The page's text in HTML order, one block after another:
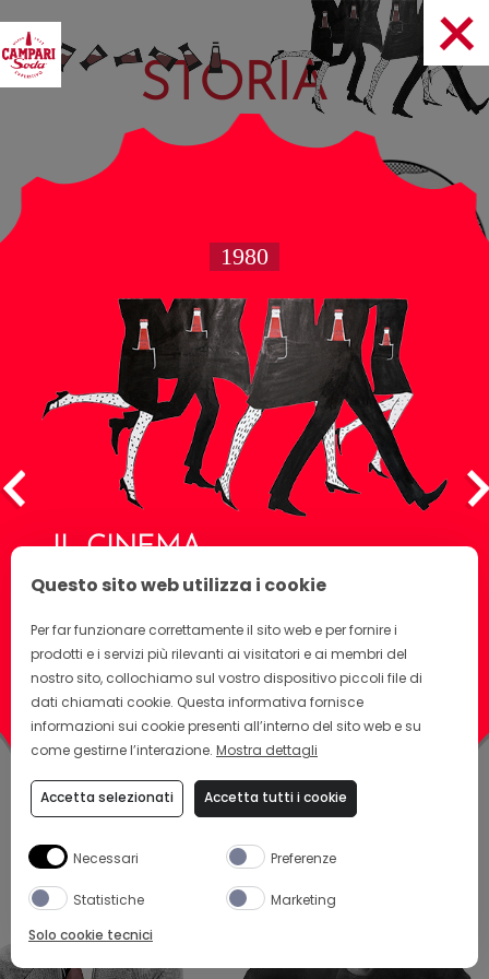
Questo sito web utilizza i cookie
Per far funzionare correttamente il sito web e per fornire i
prodotti e i servizi più rilevanti ai visitatori e ai membri del
nostro sito, collochiamo sul vostro dispositivo piccoli file di
dati chiamati cookie. Questa informativa fornisce
informazioni sui cookie presenti all’interno del sito web e su
come gestirne l’interazione. Mostra dettagli
Solo cookie tecnici
Accetta selezionati Accetta tutti i cookie
Necessari Preferenze
Statistiche Marketing
STORIA
1980
IL CINEMA
musica e delle grandi collaborazioni cinematografiche di
Francesco Scepi firma i primi spot pubblicitari per
l’aperitivo sempre al passo con i tempi o il 1990 quando la
campagna “Camparisoda sì” vede la giovanissima Eva
Herzigova come testimonial. Ancora una volta
Camparisoda si conferma l’aperitivo di moda.